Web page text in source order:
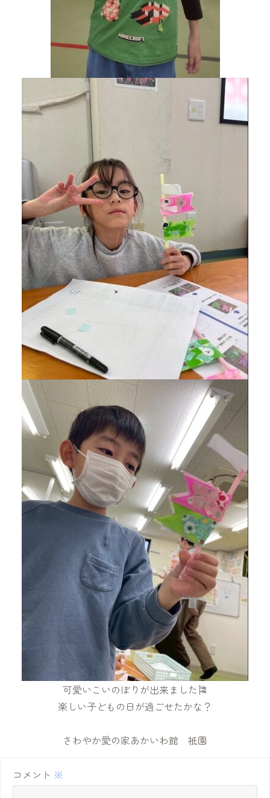
可愛いこいのぼりが出来ました🎏
楽しい子どもの日が過ごせたかな？
さわやか愛の家あかいわ館 祇園
コメント ※